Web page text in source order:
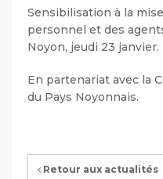
Sensibilisation à la
personnel et des
Noyon, jeudi 23 janvier.
En partenariat avec la
du Pays Noyonnais.
Retour aux actualités